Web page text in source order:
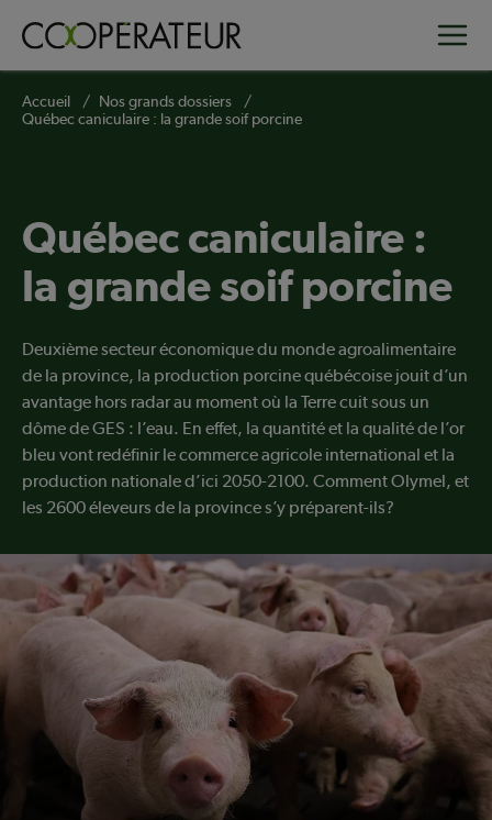
contenu
principal
Fil
Accueil
Nos grands dossiers
Québec caniculaire : la grande soif porcine
Québec caniculaire :
la grande soif porcine
Deuxième secteur économique du monde agroalimentaire
de la province, la production porcine québécoise jouit d’un
avantage hors radar au moment où la Terre cuit sous un
dôme de GES : l’eau. En effet, la quantité et la qualité de l’or
bleu vont redéfinir le commerce agricole international et la
production nationale d’ici 2050-2100. Comment Olymel, et
les 2600 éleveurs de la province s’y préparent-ils?